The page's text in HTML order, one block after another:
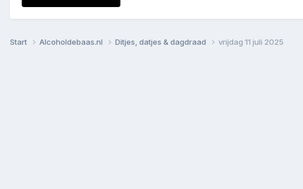
Start Alcoholdebaas.nl Ditjes, datjes & dagdraad vrijdag 11 juli 2025